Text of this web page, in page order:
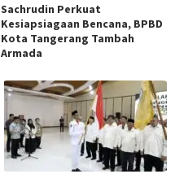
Sachrudin Perkuat
Kesiapsiagaan Bencana, BPBD
Kota Tangerang Tambah
Armada